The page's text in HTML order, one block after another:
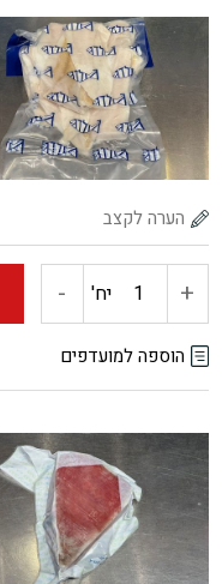
קפוא
+ כמות
של
(הייק)
קפוא
יח' -
הוספה למועדפים